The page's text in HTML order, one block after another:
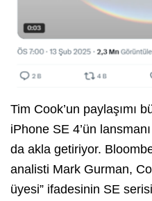
Tim Cook’un paylaşımı
iPhone SE 4’ün lansmanı
da akla getiriyor.
analisti Mark Gurman,
üyesi” ifadesinin SE